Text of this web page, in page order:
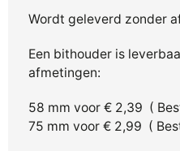
Wordt geleverd zonder
Een bithouder is
afmetingen:
58 mm voor € 2,39 (
75 mm voor € 2,99 (